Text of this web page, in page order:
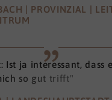
| PROVINZIAL |
Ist ja interessant, dass
so gut trifft"